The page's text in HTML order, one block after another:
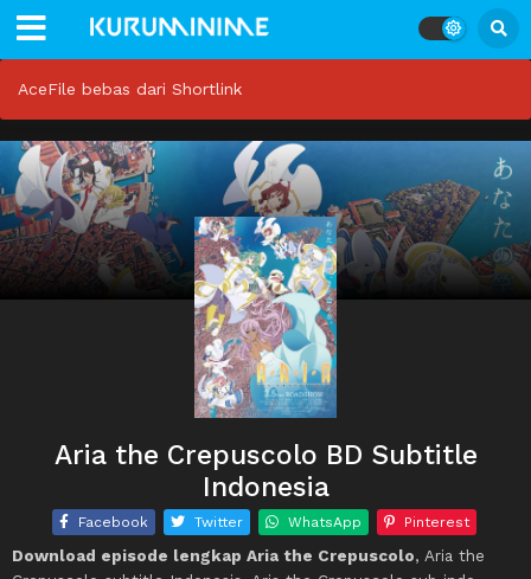
AceFile bebas dari Shortlink
Aria the Crepuscolo BD Subtitle
Indonesia
Facebook Twitter WhatsApp Pinterest
Download episode lengkap Aria the Crepuscolo, Aria the